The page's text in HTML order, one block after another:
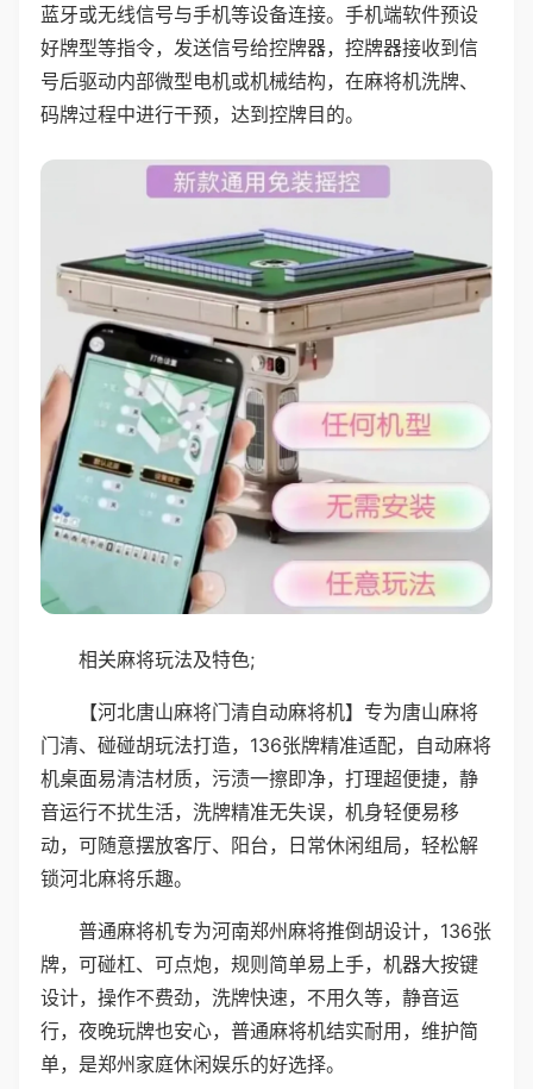
蓝牙或无线信号与手机等设备连接。手机端软件预设
好牌型等指令，发送信号给控牌器，控牌器接收到信
号后驱动内部微型电机或机械结构，在麻将机洗牌、
码牌过程中进行干预，达到控牌目的。
相关麻将玩法及特色;
【河北唐山麻将门清自动麻将机】专为唐山麻将
门清、碰碰胡玩法打造，136张牌精准适配，自动麻将
机桌面易清洁材质，污渍一擦即净，打理超便捷，静
音运行不扰生活，洗牌精准无失误，机身轻便易移
动，可随意摆放客厅、阳台，日常休闲组局，轻松解
锁河北麻将乐趣。
普通麻将机专为河南郑州麻将推倒胡设计，136张
牌，可碰杠、可点炮，规则简单易上手，机器大按键
设计，操作不费劲，洗牌快速，不用久等，静音运
行，夜晚玩牌也安心，普通麻将机结实耐用，维护简
单，是郑州家庭休闲娱乐的好选择。